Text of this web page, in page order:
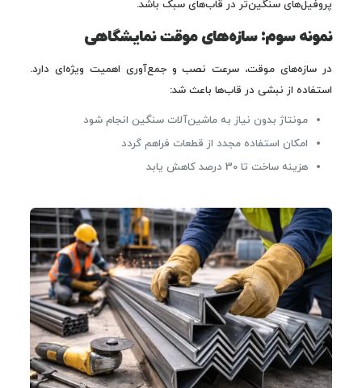
پروفیل‌های سنگین‌تر در قاب‌های سبک باشد.
نمونه سوم: سازه‌های موقت نمایشگاهی
در سازه‌های موقت، سرعت نصب و جمع‌آوری اهمیت ویژه‌ای دارد.
استفاده از نبشی در قاب‌ها باعث شد:
مونتاژ بدون نیاز به ماشین‌آلات سنگین انجام شود
امکان استفاده مجدد از قطعات فراهم گردد
هزینه ساخت تا 30 درصد کاهش یابد